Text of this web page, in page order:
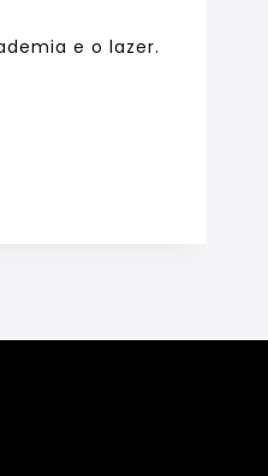
e o lazer.